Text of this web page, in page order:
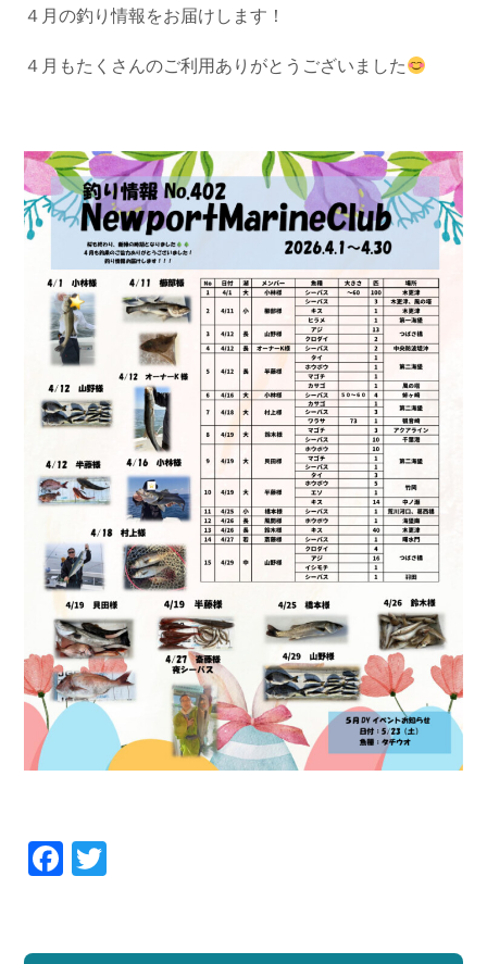
４月の釣り情報をお届けします！
４月もたくさんのご利用ありがとうございました
Facebook